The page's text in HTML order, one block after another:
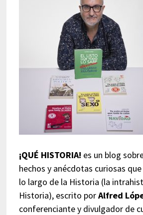
¡QUÉ HISTORIA! es un blog
hechos y anécdotas curiosas
lo largo de la Historia (la
Historia), escrito porAlfred
conferenciante y divulgador de